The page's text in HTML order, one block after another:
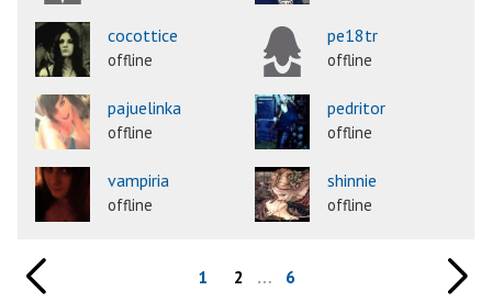
cocottice
offline
pe18tr
offline
pajuelinka
offline
pedritor
offline
vampiria
offline
shinnie
offline
1 2 … 6